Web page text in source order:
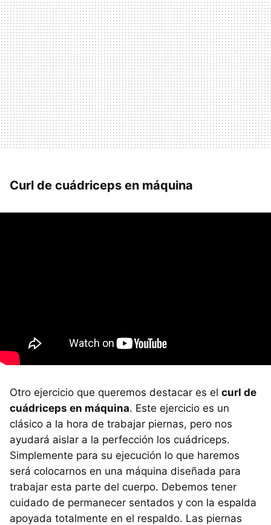
Curl de cuádriceps en máquina
Otro ejercicio que queremos destacar es el curl de
cuádriceps en máquina. Este ejercicio es un
clásico a la hora de trabajar piernas, pero nos
ayudará aislar a la perfección los cuádriceps.
Simplemente para su ejecución lo que haremos
será colocarnos en una máquina diseñada para
trabajar esta parte del cuerpo. Debemos tener
cuidado de permanecer sentados y con la espalda
apoyada totalmente en el respaldo. Las piernas